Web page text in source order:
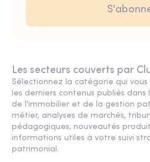
Les secteurs couverts par
Sélectionnez la catégorie qui
les derniers contenus publiés
de l'immobilier et de la gestion
métier, analyses de marchés,
pédagogiques, nouveautés
informations utiles à votre suivi
patrimonial.